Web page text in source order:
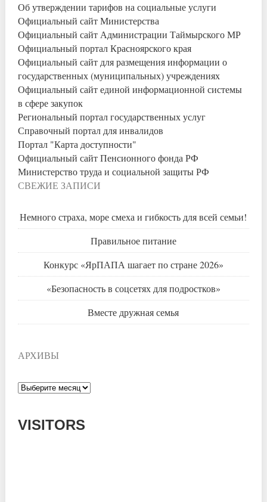
Об утверждении тарифов на социальные услуги
Официальный сайт Министерства
Официальный сайт Администрации Таймырского МР
Официальный портал Красноярского края
Официальный сайт для размещения информации о
государственных (муниципальных) учреждениях
Официальный сайт единой информационной системы
в сфере закупок
Региональный портал государственных услуг
Справочный портал для инвалидов
Портал "Карта доступности"
Официальный сайт Пенсионного фонда РФ
Министерство труда и социальной защиты РФ
СВЕЖИЕ ЗАПИСИ
Немного страха, море смеха и гибкость для всей семьи!
Правильное питание
Конкурс «ЯрПАПА шагает по стране 2026»
«Безопасность в соцсетях для подростков»
Вместе дружная семья
АРХИВЫ
Архивы
VISITORS